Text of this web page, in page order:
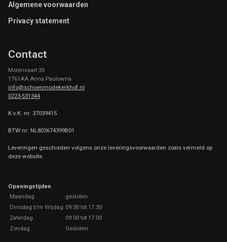
Algemene voorwaarden
Privacy statement
Contact
Molenvaart 35
1761AA Anna Paulowna
info@schoenmodekerkhof.nl
0223-531344
K.v.K. nr: 37039415
BTW nr: NL803674399B01
Leveringen geschieden volgens onze leveringsvoorwaarden zoals vermeld op
deze website.
Openingstijden
Maandag
gesloten
Dinsdag t/m Vrijdag 09:30 tot 17.30
Zaterdag
09:00 tot 17:00
Zondag
Gesloten